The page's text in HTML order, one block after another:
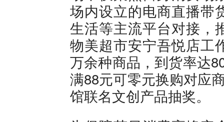
场内设立的电商直播带
生活等主流平台对接，
物美超市安宁吾悦店工
万余种商品，到货率达
满88元可零元换购对应
馆联名文创产品抽奖。